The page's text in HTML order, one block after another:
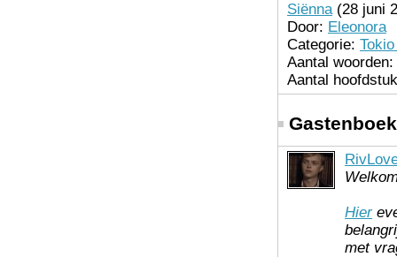
Siënna(28 juni
Door: Eleonora
Categorie:
Aantal woorden:
Aantal
Hier
met